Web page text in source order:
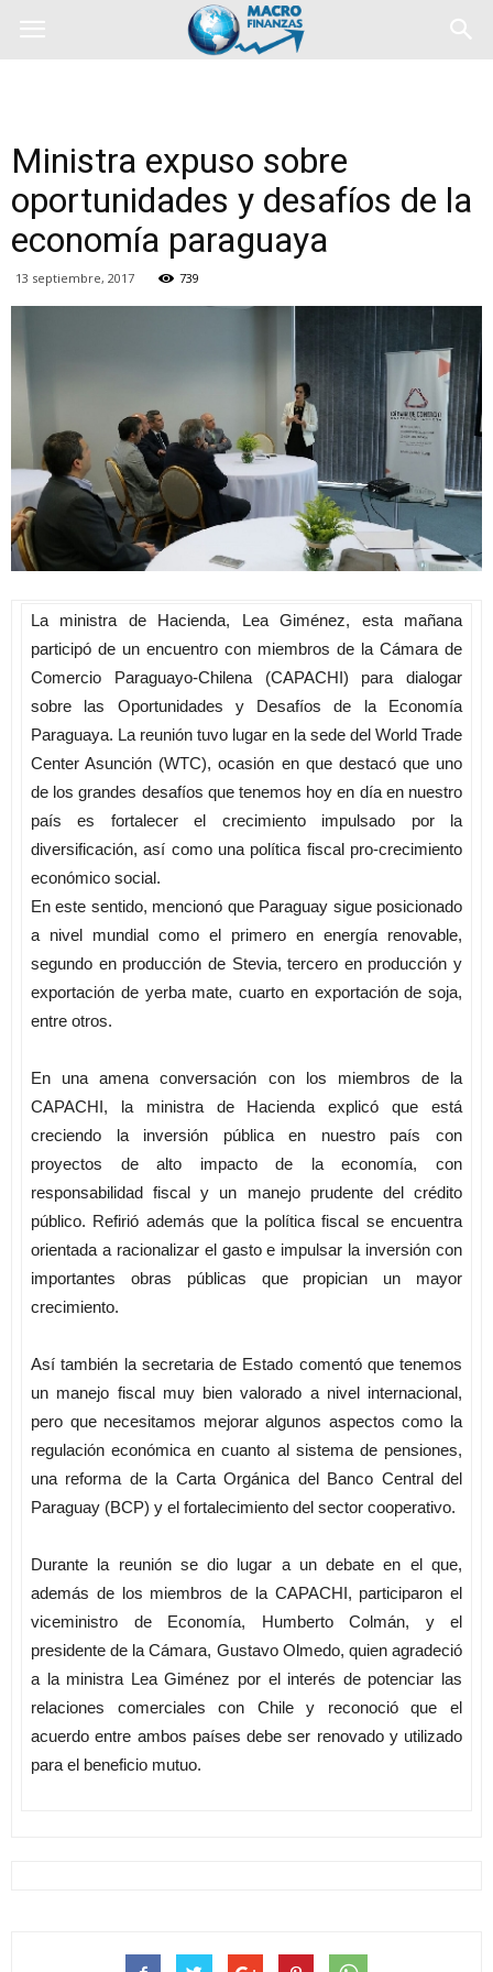
Ministra expuso sobre
oportunidades y desafíos de la
economía paraguaya
13 septiembre, 2017 739
La ministra de Hacienda, Lea Giménez, esta mañana
participó de un encuentro con miembros de la Cámara de
Comercio Paraguayo-Chilena (CAPACHI) para dialogar
sobre las Oportunidades y Desafíos de la Economía
Paraguaya. La reunión tuvo lugar en la sede del World Trade
Center Asunción (WTC), ocasión en que destacó que uno
de los grandes desafíos que tenemos hoy en día en nuestro
país es fortalecer el crecimiento impulsado por la
diversificación, así como una política fiscal pro-crecimiento
económico social.
En este sentido, mencionó que Paraguay sigue posicionado
a nivel mundial como el primero en energía renovable,
segundo en producción de Stevia, tercero en producción y
exportación de yerba mate, cuarto en exportación de soja,
entre otros.
En una amena conversación con los miembros de la
CAPACHI, la ministra de Hacienda explicó que está
creciendo la inversión pública en nuestro país con
proyectos de alto impacto de la economía, con
responsabilidad fiscal y un manejo prudente del crédito
público. Refirió además que la política fiscal se encuentra
orientada a racionalizar el gasto e impulsar la inversión con
importantes obras públicas que propician un mayor
crecimiento.
Así también la secretaria de Estado comentó que tenemos
un manejo fiscal muy bien valorado a nivel internacional,
pero que necesitamos mejorar algunos aspectos como la
regulación económica en cuanto al sistema de pensiones,
una reforma de la Carta Orgánica del Banco Central del
Paraguay (BCP) y el fortalecimiento del sector cooperativo.
Durante la reunión se dio lugar a un debate en el que,
además de los miembros de la CAPACHI, participaron el
viceministro de Economía, Humberto Colmán, y el
presidente de la Cámara, Gustavo Olmedo, quien agradeció
a la ministra Lea Giménez por el interés de potenciar las
relaciones comerciales con Chile y reconoció que el
acuerdo entre ambos países debe ser renovado y utilizado
para el beneficio mutuo.